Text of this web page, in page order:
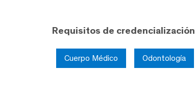
Requisitos de credencialización
Cuerpo Médico Odontología